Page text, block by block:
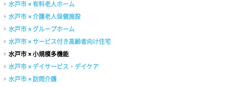
水戸市 × 有料老人ホーム
水戸市 × 介護老人保健施設
水戸市 × グループホーム
水戸市 × サービス付き高齢者向け住宅
水戸市 × 小規模多機能
水戸市 × デイサービス・デイケア
水戸市 × 訪問介護